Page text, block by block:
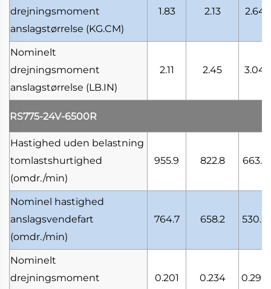
drejningsmoment
anslagstørrelse (KG.CM)
1.83 2.13 2.64
Nominelt
drejningsmoment
anslagstørrelse (LB.IN)
2.11 2.45 3.04
RS775-24V-6500R
Hastighed uden belastning
tomlastshurtighed
(omdr./min)
955.9 822.8 663.3
Nominel hastighed
anslagsvendefart
(omdr./min)
764.7 658.2 530.6
Nominelt
drejningsmoment
0.201 0.234 0.290